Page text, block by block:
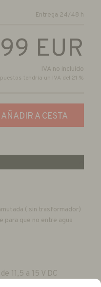
Entrega 24/48 h
99 EUR
IVA no incluido
tendría un IVA del 21 %
AÑADIR A CESTA
( sin trasformador)
para que no entre agua
11,5 a 15 V DC